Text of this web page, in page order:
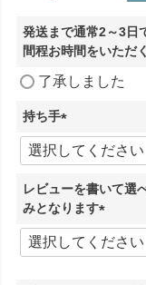
発送まで通常2～3日
間程お時間をいただ
了承しました
持ち手
(
必
レビューを書いて選
みとなります
(
必